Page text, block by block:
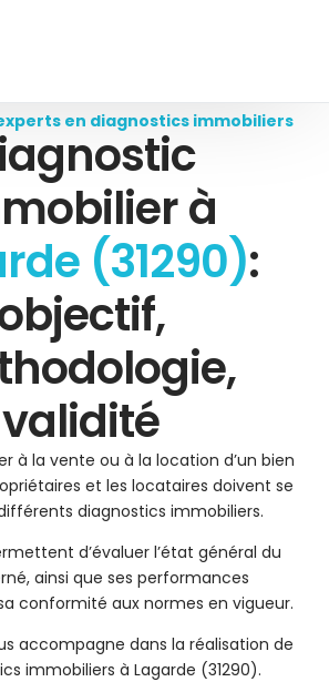
en diagnostics immobiliers
à
(31290):
validité
à la vente ou à la location d’un bien
et les locataires doivent se
diagnostics immobiliers.
d’évaluer l’état général du
ainsi que ses performances
conformité aux normes en vigueur.
accompagne dans la réalisation de
immobiliers à Lagarde (31290).